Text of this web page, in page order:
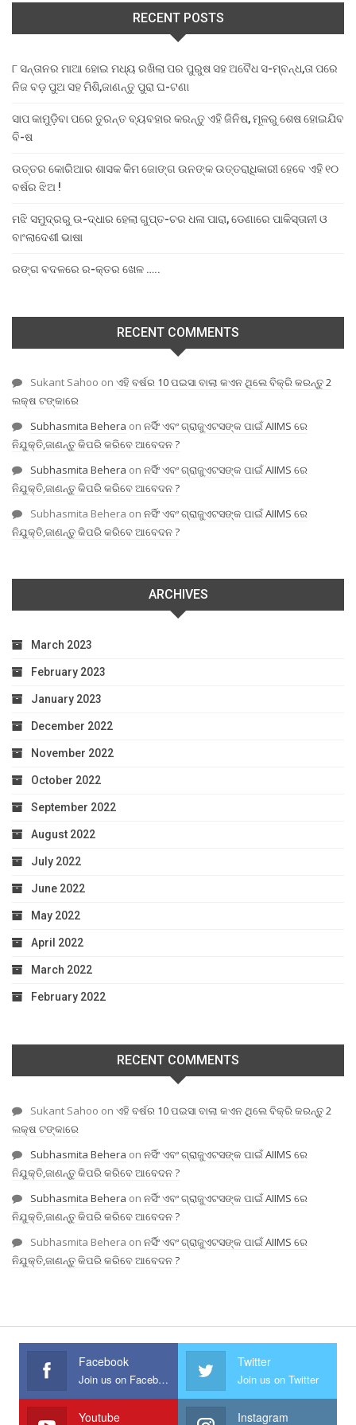
RECENT POSTS
୮ ସନ୍ତାନର ମାଆ ହୋଇ ମଧ୍ୟ ରଖିଲା ପର ପୁରୁଷ ସହ ଅବୈଧ ସ-ମ୍ବନ୍ଧ,ତା ପରେ
ନିଜ ବଡ଼ ପୁଅ ସହ ମିଶି,ଜାଣନ୍ତୁ ପୁରା ଘ-ଟଣା
ସାପ କାମୁଡ଼ିବା ପରେ ତୁରନ୍ତ ବ୍ୟବହାର କରନ୍ତୁ ଏହି ଜିନିଷ, ମୂଳରୁ ଶେଷ ହୋଇଯିବ
ବି-ଷ
ଉତ୍ତର କୋରିଆର ଶାସକ କିମ ଜୋଙ୍ଗ ଉନଙ୍କ ଉତ୍ତରାଧିକାରୀ ହେବେ ଏହି ୧୦
ବର୍ଷର ଝିଅ !
ମଝି ସମୁଦ୍ରରୁ ଉ-ଦ୍ଧାର ହେଲା ଗୁପ୍ତ-ଚର ଧଳା ପାରା, ଡେଣାରେ ପାକିସ୍ତାନୀ ଓ
ବାଂଲାଦେଶୀ ଭାଷା
ରଙ୍ଗ ବଦଳରେ ର-କ୍ତର ଖେଳ …..
RECENT COMMENTS
Sukant Sahoo on ଏହି ବର୍ଷର 10 ପଇସା ବାଲା କଏନ ଥିଲେ ବିକ୍ରି କରନ୍ତୁ 2
ଲକ୍ଷ ଟଙ୍କାରେ
Subhasmita Behera on ନର୍ସିଂ ଏବଂ ଗ୍ରାଜୁଏଟସଙ୍କ ପାଇଁ AIIMS ରେ
ନିଯୁକ୍ତି,ଜାଣନ୍ତୁ କିପରି କରିବେ ଆବେଦନ ?
Subhasmita Behera on ନର୍ସିଂ ଏବଂ ଗ୍ରାଜୁଏଟସଙ୍କ ପାଇଁ AIIMS ରେ
ନିଯୁକ୍ତି,ଜାଣନ୍ତୁ କିପରି କରିବେ ଆବେଦନ ?
Subhasmita Behera on ନର୍ସିଂ ଏବଂ ଗ୍ରାଜୁଏଟସଙ୍କ ପାଇଁ AIIMS ରେ
ନିଯୁକ୍ତି,ଜାଣନ୍ତୁ କିପରି କରିବେ ଆବେଦନ ?
ARCHIVES
March 2023
February 2023
January 2023
December 2022
November 2022
October 2022
September 2022
August 2022
July 2022
June 2022
May 2022
April 2022
March 2022
February 2022
RECENT COMMENTS
Sukant Sahoo on ଏହି ବର୍ଷର 10 ପଇସା ବାଲା କଏନ ଥିଲେ ବିକ୍ରି କରନ୍ତୁ 2
ଲକ୍ଷ ଟଙ୍କାରେ
Subhasmita Behera on ନର୍ସିଂ ଏବଂ ଗ୍ରାଜୁଏଟସଙ୍କ ପାଇଁ AIIMS ରେ
ନିଯୁକ୍ତି,ଜାଣନ୍ତୁ କିପରି କରିବେ ଆବେଦନ ?
Subhasmita Behera on ନର୍ସିଂ ଏବଂ ଗ୍ରାଜୁଏଟସଙ୍କ ପାଇଁ AIIMS ରେ
ନିଯୁକ୍ତି,ଜାଣନ୍ତୁ କିପରି କରିବେ ଆବେଦନ ?
Subhasmita Behera on ନର୍ସିଂ ଏବଂ ଗ୍ରାଜୁଏଟସଙ୍କ ପାଇଁ AIIMS ରେ
ନିଯୁକ୍ତି,ଜାଣନ୍ତୁ କିପରି କରିବେ ଆବେଦନ ?
Facebook
Join us on Facebook
Twitter
Join us on Twitter
Youtube Instagram